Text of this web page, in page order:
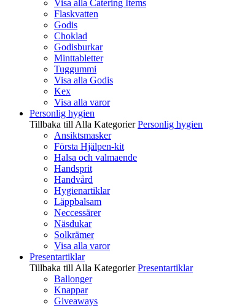
Visa alla Catering Items
Flaskvatten
Godis
Choklad
Godisburkar
Minttabletter
Tuggummi
Visa alla Godis
Kex
Visa alla varor
Personlig hygien
Tillbaka till Alla Kategorier Personlig hygien
Ansiktsmasker
Första Hjälpen-kit
Halsa och valmaende
Handsprit
Handvård
Hygienartiklar
Läppbalsam
Neccessärer
Näsdukar
Solkrämer
Visa alla varor
Presentartiklar
Tillbaka till Alla Kategorier Presentartiklar
Ballonger
Knappar
Giveaways